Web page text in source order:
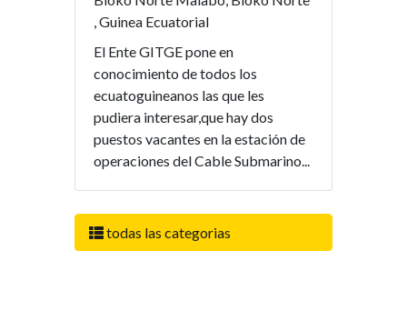
todas las categorias
, Guinea Ecuatorial
El Ente GITGE pone en
conocimiento de todos los
ecuatoguineanos las que les
pudiera interesar,que hay dos
puestos vacantes en la estación de
operaciones del Cable Submarino...